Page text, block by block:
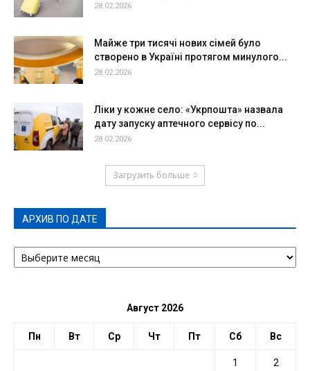
28.02.2026
Майже три тисячі нових сімей було
створено в Україні протягом минулого...
28.02.2026
Ліки у кожне село: «Укрпошта» назвала
дату запуску аптечного сервісу по...
28.02.2026
Загрузить больше
АРХИВ ПО ДАТЕ
АРХИВ
ПО
Август 2026
Пн Вт Ср Чт Пт Сб Вс
1 2